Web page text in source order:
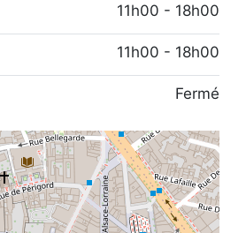
11h00 - 18h00
11h00 - 18h00
Fermé